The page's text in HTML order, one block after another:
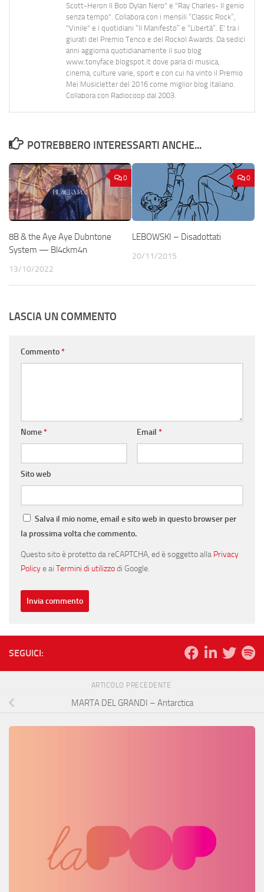
Scott-Heron Il Bob Dylan Nero" e "Ray Charles- Il genio
senza tempo". Collabora con i mensili “Classic Rock”,
"Vinile" e i quotidiani “Il Manifesto” e “Libertà”. E' tra i
giurati del Premio Tenco e del Rockol Awards. Da sedici
anni aggiorna quotidianamente il suo blog
www.tonyface.blogspot.it dove parla di musica,
cinema, culture varie, sport e con cui ha vinto il Premio
Mei Musicletter del 2016 come miglior blog italiano.
Collabora con Radiocoop dal 2003.
POTREBBERO INTERESSARTI ANCHE...
0
8B & the Aye Aye Dubntone
System — Bl4ckm4n
13/10/2022
0
LEBOWSKI – Disadottati
20/11/2015
LASCIA UN COMMENTO
Commento*
Nome* Email *
Sito web
Salva il mio nome, email e sito web in questo browser per
la prossima volta che commento.
Questo sito è protetto da reCAPTCHA, ed è soggetto alla Privacy
Policye ai Termini di utilizzodi Google.
SEGUICI:
ARTICOLO PRECEDENTE
MARTA DEL GRANDI – Antarctica